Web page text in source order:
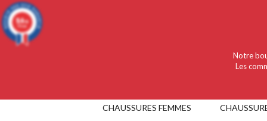
CHAUSSURES FEMMES
Notre
Les
9.4/10